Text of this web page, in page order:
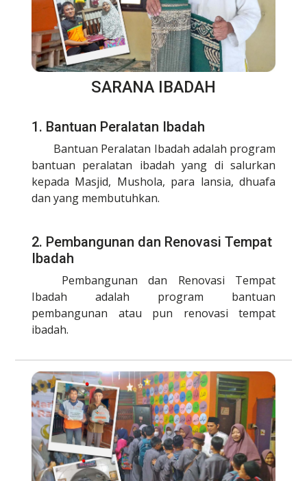
SARANA IBADAH
1. Bantuan Peralatan Ibadah
Bantuan Peralatan Ibadah adalah program
bantuan peralatan ibadah yang di salurkan
kepada Masjid, Mushola, para lansia, dhuafa
dan yang membutuhkan.
2. Pembangunan dan Renovasi Tempat
Ibadah
Pembangunan dan Renovasi Tempat
Ibadah adalah program bantuan
pembangunan atau pun renovasi tempat
ibadah.